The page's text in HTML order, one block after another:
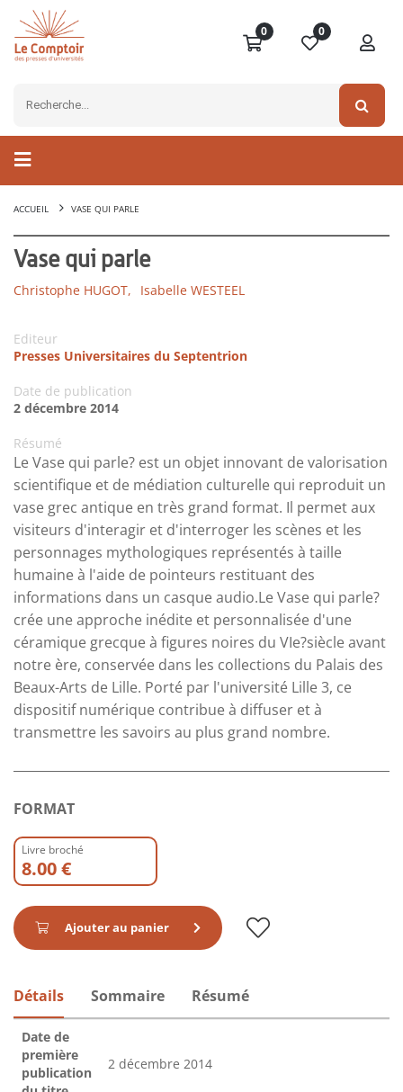
0 0
ACCUEIL VASE QUI PARLE
Vase qui parle
Christophe HUGOT, Isabelle WESTEEL
Editeur
Presses Universitaires du Septentrion
Date de publication
2 décembre 2014
Résumé
Le Vase qui parle? est un objet innovant de valorisation
scientifique et de médiation culturelle qui reproduit un
vase grec antique en très grand format. Il permet aux
visiteurs d'interagir et d'interroger les scènes et les
personnages mythologiques représentés à taille
humaine à l'aide de pointeurs restituant des
informations dans un casque audio.Le Vase qui parle?
crée une approche inédite et personnalisée d'une
céramique grecque à figures noires du VIe?siècle avant
notre ère, conservée dans les collections du Palais des
Beaux-Arts de Lille. Porté par l'université Lille 3, ce
dispositif numérique contribue à diffuser et à
transmettre les savoirs au plus grand nombre.
FORMAT
Livre broché
8.00 €
Ajouter au panier
Détails Sommaire Résumé
Date de
première
publication
2 décembre 2014